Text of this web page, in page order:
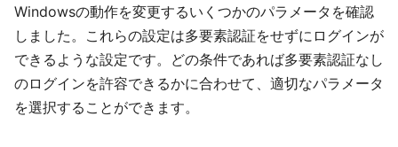
Windowsの動作を変更するいくつかのパラメータを確認
しました。これらの設定は多要素認証をせずにログインが
できるような設定です。どの条件であれば多要素認証なし
のログインを許容できるかに合わせて、適切なパラメータ
を選択することができます。